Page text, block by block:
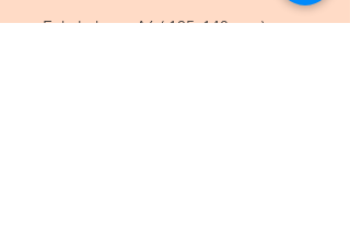
- Enkele kaart A6 ( 105x148 mm)